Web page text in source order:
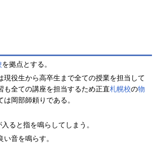
を拠点とする。
現役生から高卒生まで全ての授業を担当して
も全ての講座を担当するため正直札幌校の物
は岡部師頼りである。
ると指を鳴らしてしまう。
い音を鳴らす。